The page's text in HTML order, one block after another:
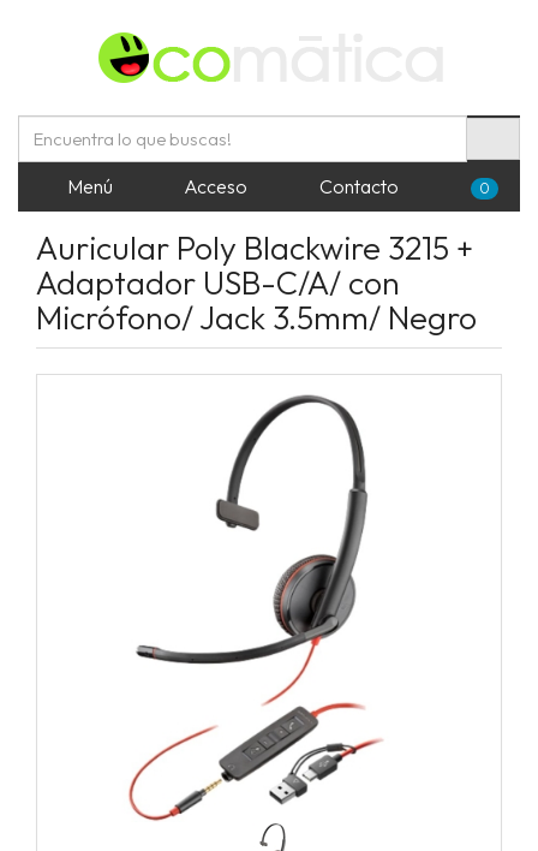
Menú Acceso Contacto 0
Auricular Poly Blackwire 3215 +
Adaptador USB-C/A/ con
Micrófono/ Jack 3.5mm/ Negro